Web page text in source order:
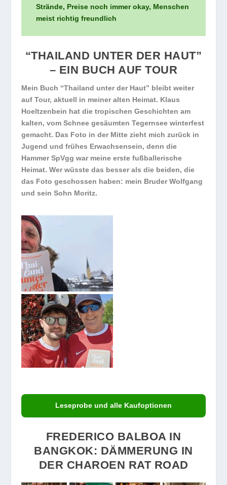
Strände, Preise noch immer okay, Menschen
meist richtig freundlich
“THAILAND UNTER DER HAUT”
– EIN BUCH AUF TOUR
Mein Buch “Thailand unter der Haut” bleibt weiter
auf Tour, aktuell in meiner alten Heimat. Klaus
Hoeltzenbein hat die tropischen Geschichten am
kalten, vom Schnee gesäumten Tegernsee winterfest
gemacht. Das Foto in der Mitte zieht mich zurück in
Jugend und frühes Erwachsensein, denn die
Hammer SpVgg war meine erste fußballerische
Heimat. Wer wüsste das besser als die beiden, die
das Foto geschossen haben: mein Bruder Wolfgang
und sein Sohn Moritz.
Leseprobe und alle Kaufoptionen
FREDERICO BALBOA IN
BANGKOK: DÄMMERUNG IN
DER CHAROEN RAT ROAD